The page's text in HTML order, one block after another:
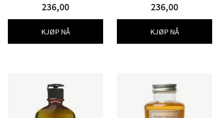
236,00
KJØP NÅ
236,00
KJØP NÅ